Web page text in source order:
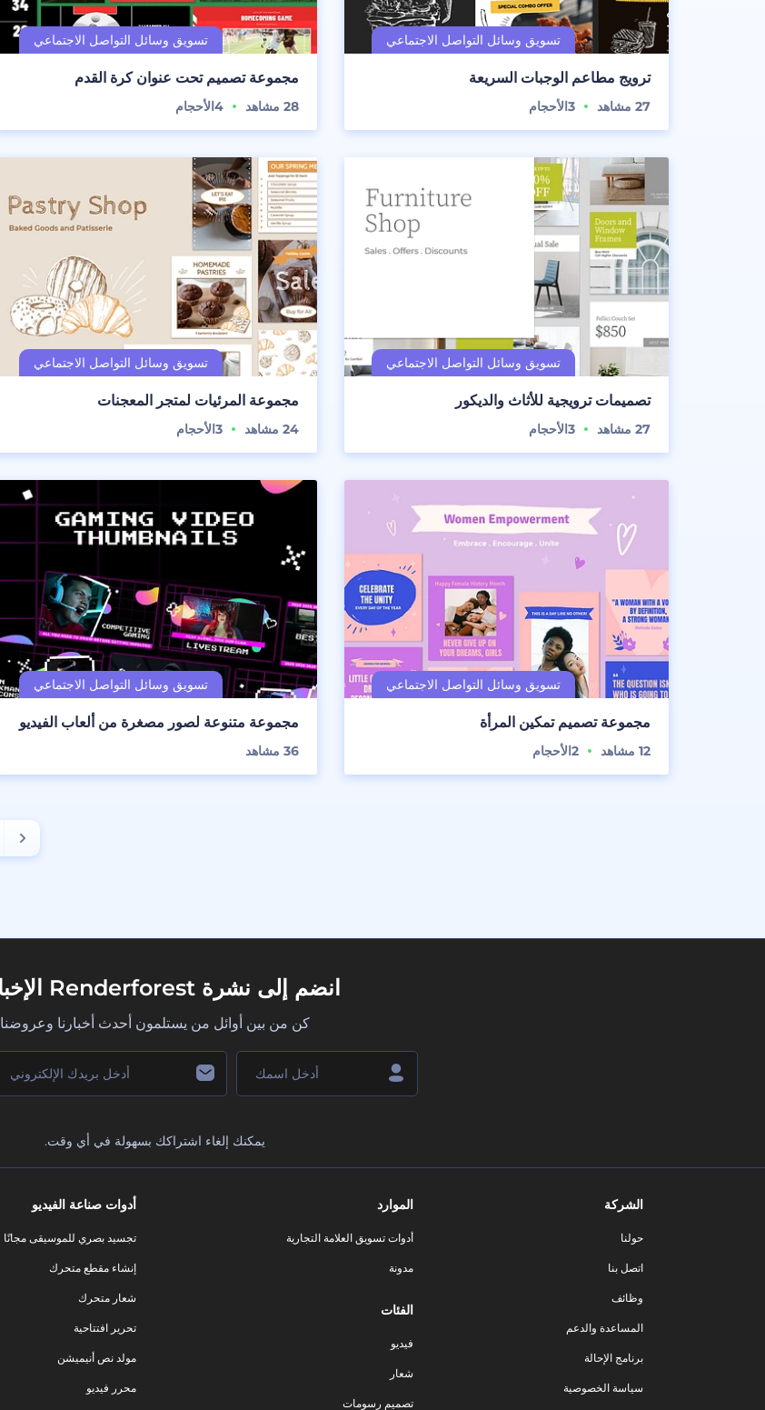
ترويج مطاعم الوجبات السريعة
27 مشاهد 3 الأحجام
مجموعة تصميم تحت عنوان كرة القدم
28 مشاهد 4 الأحجام
تصميمات ترويجية للأثاث والديكور
27 مشاهد 3الأحجام
مجموعة المرئيات لمتجر المعجنات
24 مشاهد 3الأحجام
مجموعة تصميم تمكين المرأة
12 مشاهد 2الأحجام
مجموعة متنوعة لصور مصغرة من ألعاب الفيديو
36 مشاهد
انضم إلى نشرة Renderforest الإخبارية
كن من بين أوائل من يستلمون أحدث أخبارنا وعروضنا
يمكنك إلغاء اشتراكك بسهولة في أي وقت.
الشركة
حولنا
اتصل بنا
وظائف
المساعدة والدعم
برنامج الإحالة
سياسة الخصوصية
الموارد
أدوات تسويق العلامة التجارية
مدونة
الفئات
فيديو
شعار
تصميم رسومات
أدوات صناعة الفيديو
تجسيد بصري للموسيقى مجانًا
إنشاء مقطع متحرك
شعار متحرك
تحرير افتتاحية
مولد نص أنيميشن
محرر فيديو